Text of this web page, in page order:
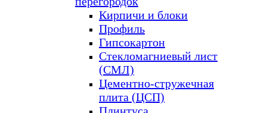
Кирпичи и блоки
Профиль
Гипсокартон
Стекломагниевый лист
(СМЛ)
Цементно-стружечная
плита (ЦСП)